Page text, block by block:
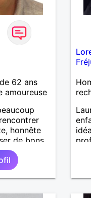
62 ans
amoureuse
honnête
de bons
se
je le
chantiers